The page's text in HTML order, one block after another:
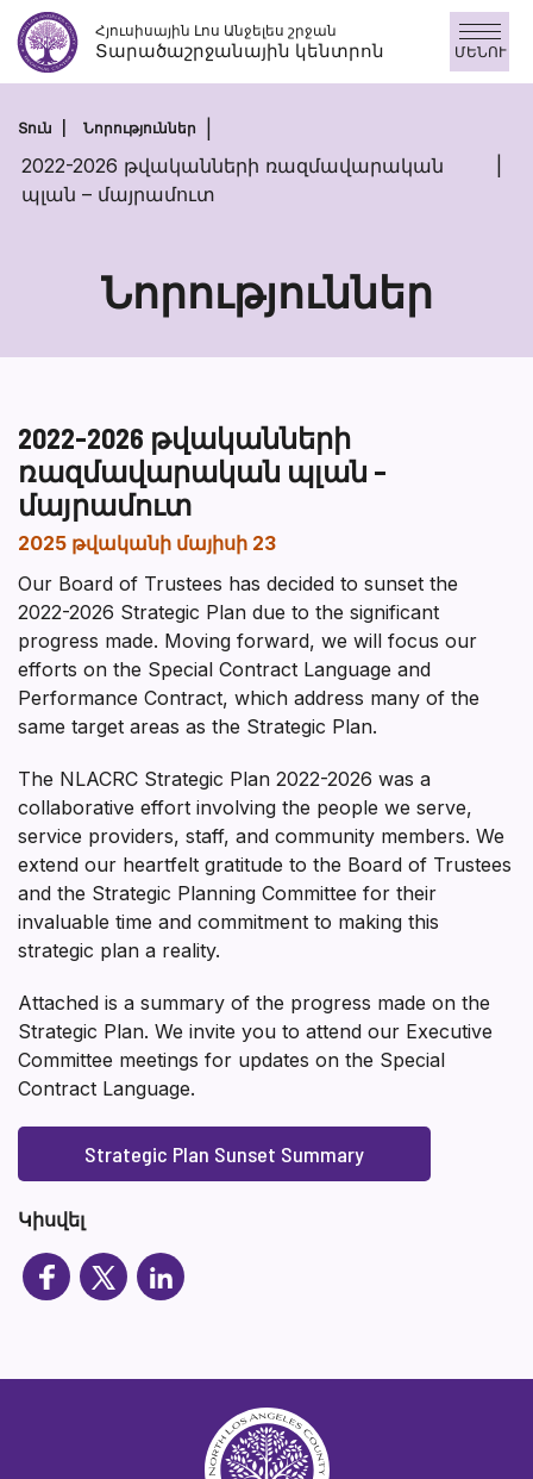
Անցնել
բովանդակությանըՀյուսիսային Լոս Անջելես շրջան
Տարածաշրջանային կենտրոն ՄԵՆՈՒ
Տուն Նորություններ
2022-2026 թվականների ռազմավարական
պլան – մայրամուտ
Նորություններ
2022-2026 թվականների
ռազմավարական պլան –
մայրամուտ
2025 թվականի մայիսի 23
Our Board of Trustees has decided to sunset the
2022-2026 Strategic Plan due to the significant
progress made. Moving forward, we will focus our
efforts on the Special Contract Language and
Performance Contract, which address many of the
same target areas as the Strategic Plan.
The NLACRC Strategic Plan 2022-2026 was a
collaborative effort involving the people we serve,
service providers, staff, and community members. We
extend our heartfelt gratitude to the Board of Trustees
and the Strategic Planning Committee for their
invaluable time and commitment to making this
strategic plan a reality.
Attached is a summary of the progress made on the
Strategic Plan. We invite you to attend our Executive
Committee meetings for updates on the Special
Contract Language.
Strategic Plan Sunset Summary
Կիսվել